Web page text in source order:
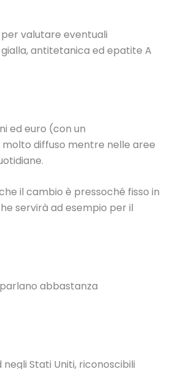
valutare eventuali
antitetanica ed epatite A
ed euro (con un
molto diffuso mentre nelle aree
il cambio è pressoché fisso in
servirà ad esempio per il
abbastanza
Stati Uniti, riconoscibili